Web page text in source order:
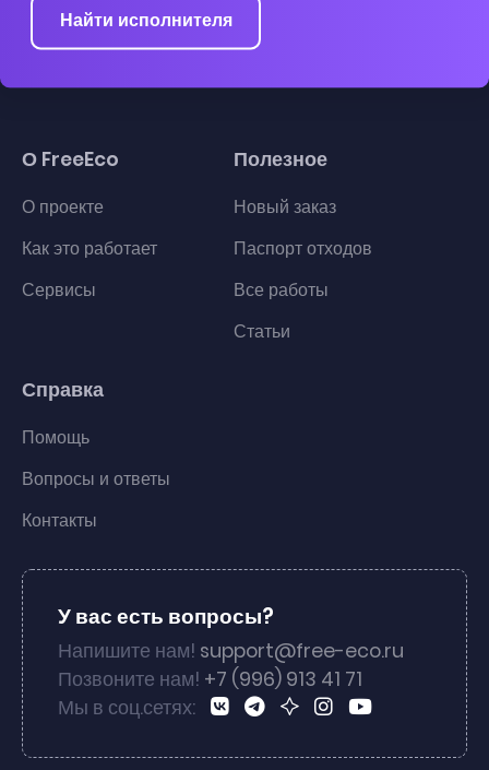
Найти исполнителя
О FreeEco
О проекте
Как это работает
Сервисы
Полезное
Новый заказ
Паспорт отходов
Все работы
Статьи
Справка
Помощь
Вопросы и ответы
Контакты
У вас есть вопросы?
Напишите нам! support@free-eco.ru
Позвоните нам! +7 (996) 913 41 71
Мы в соц.сетях: